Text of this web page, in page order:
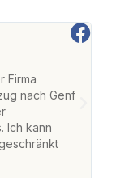
Firma
nach Genf
Ich kann